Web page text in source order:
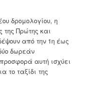
δρομολογίου, η
της Πρώτης και
από την 1η έως
δωρεάν
αυτή ισχύει
το ταξίδι της